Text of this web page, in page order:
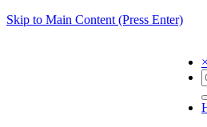
Skip to Main Content (Press Enter)
×